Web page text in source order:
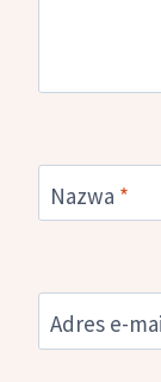
Nazwa *
Adres e-